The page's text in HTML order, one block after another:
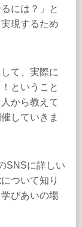
には？」と
現するため
て、実際に
ということ
から教えて
していきま
SNSに詳しい
ついて知り
びあいの場